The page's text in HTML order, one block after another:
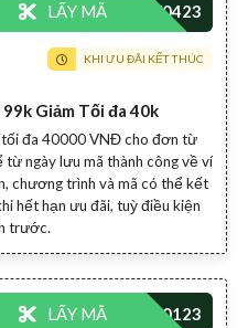
Giảm Tối đa 40k
đa 40000 VNĐ cho đơn từ
ngày lưu mã thành công về ví
chương trình và mã có thể kết
hết hạn ưu đãi, tuỳ điều kiện
trước.
LẤY MÃ
KHI ƯU ĐÃI KẾT THÚC
LẤY MÃ